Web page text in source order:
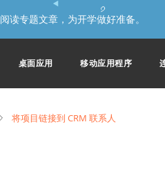
阅读专题文章，为开学做好准备。
桌面应用 移动应用程序
将项目链接到 CRM 联系人